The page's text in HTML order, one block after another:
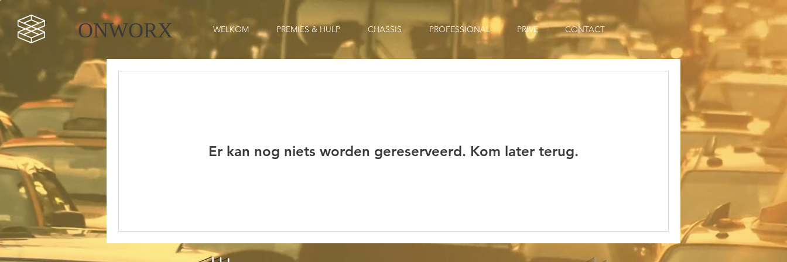
ONWORX WELKOM PREMIES & HULP CHASSIS PROFESSIONAL PRIVE CONTACT
Er kan nog niets worden gereserveerd. Kom later terug.